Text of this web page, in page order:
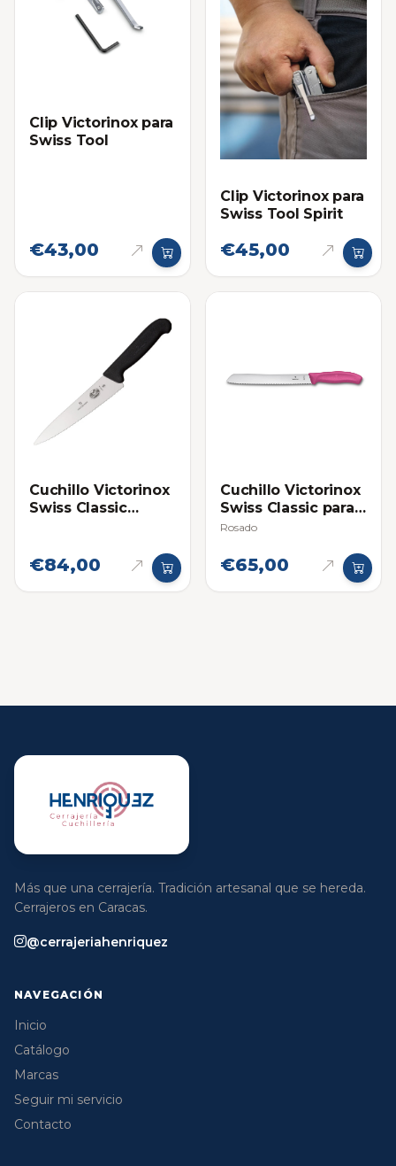
Clip Victorinox para
Swiss Tool
€43,00
Clip Victorinox para
Swiss Tool Spirit
€45,00
Cuchillo Victorinox
Swiss Classic
€84,00
Cuchillo Victorinox
Swiss Classic para
Pan Mango
Rosado
€65,00
Más que una cerrajería. Tradición artesanal que se hereda.
Cerrajeros en Caracas.
@cerrajeriahenriquez
NAVEGACIÓN
Inicio
Catálogo
Marcas
Seguir mi servicio
Contacto